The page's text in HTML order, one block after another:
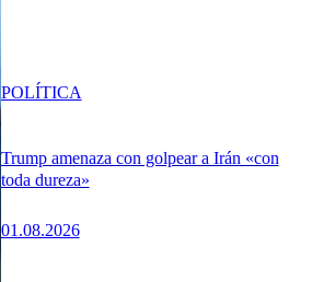
Trump amenaza con golpear a Irán «con
toda dureza»
01.08.2026
POLÍTICA